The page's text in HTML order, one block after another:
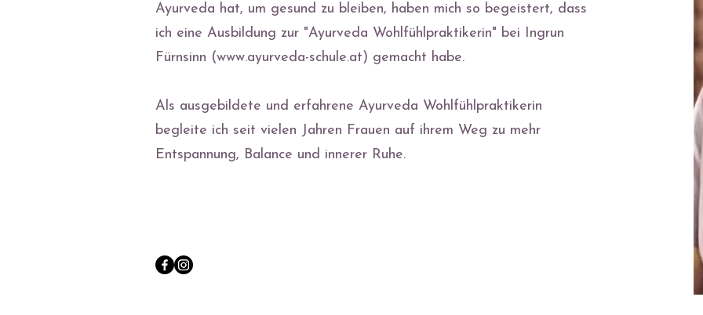
Ayurveda hat, um gesund zu bleiben, haben mich so begeistert, dass
ich eine Ausbildung zur "Ayurveda Wohlfühlpraktikerin" bei Ingrun
Fürnsinn (www.ayurveda-schule.at) gemacht habe.
Als ausgebildete und erfahrene Ayurveda Wohlfühlpraktikerin
begleite ich seit vielen Jahren Frauen auf ihrem Weg zu mehr
Entspannung, Balance und innerer Ruhe.